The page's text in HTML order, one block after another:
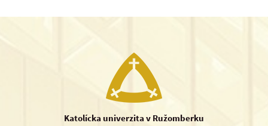
Katolícka univerzita v Ružomberku